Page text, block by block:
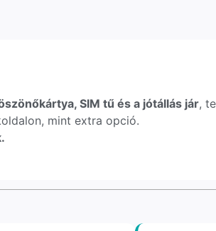
SIM tű és a jótállás jár,
mint extra opció.